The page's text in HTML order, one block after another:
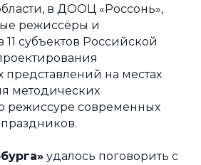
в ДООЦ «Россонь»,
режиссёры и
субъектов Российской
представлений на местах
методических
режиссуре современных
удалось поговорить с